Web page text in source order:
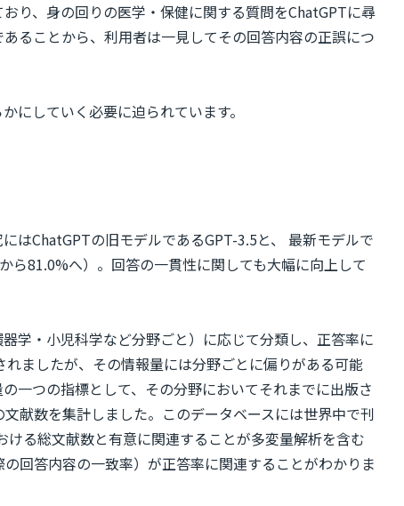
り、身の回りの医学・保健に関する質問をChatGPTに尋
ることから、利用者は一見してその回答内容の正誤につ
にしていく必要に迫られています。
はChatGPTの旧モデルであるGPT-3.5と、 最新モデルで
ら81.0%へ）。回答の一貫性に関しても大幅に向上して
学・小児科学など分野ごと）に応じて分類し、正答率に
ましたが、その情報量には分野ごとに偏りがある可能
一つの指標として、その分野においてそれまでに出版さ
献数を集計しました。このデータベースには世界中で刊
る総文献数と有意に関連することが多変量解析を含む
回答内容の一致率）が正答率に関連することがわかりま